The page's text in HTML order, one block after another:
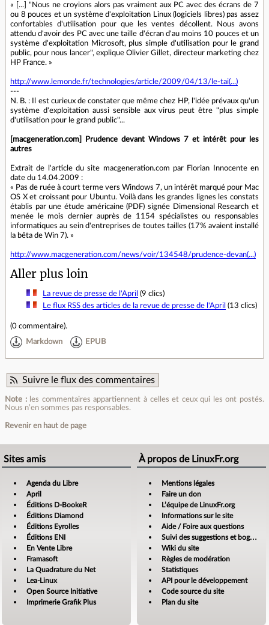
« [...] "Nous ne croyions alors pas vraiment aux PC avec des écrans de 7
ou 8 pouces et un système d'exploitation Linux (logiciels libres) pas assez
confortables d'utilisation pour que les ventes décollent. Nous avons
attendu d'avoir des PC avec une taille d'écran d'au moins 10 pouces et un
système d'exploitation Microsoft, plus simple d'utilisation pour le grand
public, pour nous lancer", explique Olivier Gillet, directeur marketing chez
HP France. »
http://www.lemonde.fr/technologies/article/2009/04/13/le-tai(...)
---
N. B. : Il est curieux de constater que même chez HP, l'idée prévaux qu'un
système d'exploitation aussi sensible aux virus peut être "plus simple
d'utilisation pour le grand public"...
[macgeneration.com] Prudence devant Windows 7 et intérêt pour les
autres
Extrait de l'article du site macgeneration.com par Florian Innocente en
date du 14.04.2009 :
« Pas de ruée à court terme vers Windows 7, un intérêt marqué pour Mac
OS X et croissant pour Ubuntu. Voilà dans les grandes lignes les constats
établis par une étude américaine (PDF) signée Dimensional Research et
menée le mois dernier auprès de 1154 spécialistes ou responsables
informatiques au sein d'entreprises de toutes tailles (17% avaient installé
la bêta de Win 7). »
http://www.macgeneration.com/news/voir/134548/prudence-devan(...)
Aller plus loin
La revue de presse de l'April (9 clics)
Le flux RSS des articles de la revue de presse de l'April (13 clics)
(0 commentaire).
Markdown EPUB
Suivre le flux des commentaires
Note :les commentaires appartiennent à celles et ceux qui les ont postés.
Nous n’en sommes pas responsables.
Revenir en haut de page
Sites amis
Agenda du Libre
April
Éditions D-BookeR
Éditions Diamond
Éditions Eyrolles
Éditions ENI
En Vente Libre
Framasoft
La Quadrature du Net
Lea-Linux
Open Source Initiative
Imprimerie Grafik Plus
À propos de LinuxFr.org
Mentions légales
Faire un don
L’équipe de LinuxFr.org
Informations sur le site
Aide / Foire aux questions
Suivi des suggestions et bogues
Wiki du site
Règles de modération
Statistiques
API pour le développement
Code source du site
Plan du site